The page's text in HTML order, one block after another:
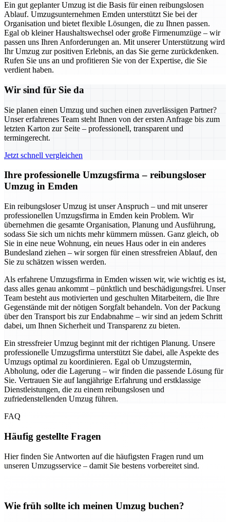
Ein gut geplanter Umzug ist die Basis für einen reibungslosen
Ablauf. Umzugsunternehmen Emden unterstützt Sie bei der
Organisation und bietet flexible Lösungen, die zu Ihnen passen.
Egal ob kleiner Haushaltswechsel oder große Firmenumzüge – wir
passen uns Ihren Anforderungen an. Mit unserer Unterstützung wird
Ihr Umzug zur positiven Erlebnis, an das Sie gerne zurückdenken.
Rufen Sie uns an und profitieren Sie von der Expertise, die Sie
verdient haben.
Wir sind für Sie da
Sie planen einen Umzug und suchen einen zuverlässigen Partner?
Unser erfahrenes Team steht Ihnen von der ersten Anfrage bis zum
letzten Karton zur Seite – professionell, transparent und
termingerecht.
Jetzt schnell vergleichen
Ihre professionelle Umzugsfirma – reibungsloser
Umzug in Emden
Ein reibungsloser Umzug ist unser Anspruch – und mit unserer
professionellen Umzugsfirma in Emden kein Problem. Wir
übernehmen die gesamte Organisation, Planung und Ausführung,
sodass Sie sich um nichts mehr kümmern müssen. Ganz gleich, ob
Sie in eine neue Wohnung, ein neues Haus oder in ein anderes
Bundesland ziehen – wir sorgen für einen stressfreien Ablauf, den
Sie zu schätzen wissen werden.
Als erfahrene Umzugsfirma in Emden wissen wir, wie wichtig es ist,
dass alles genau ankommt – pünktlich und beschädigungsfrei. Unser
Team besteht aus motivierten und geschulten Mitarbeitern, die Ihre
Gegenstände mit der nötigen Sorgfalt behandeln. Von der Packung
über den Transport bis zur Endabnahme – wir sind an jedem Schritt
dabei, um Ihnen Sicherheit und Transparenz zu bieten.
Ein stressfreier Umzug beginnt mit der richtigen Planung. Unsere
professionelle Umzugsfirma unterstützt Sie dabei, alle Aspekte des
Umzugs optimal zu koordinieren. Egal ob Umzugstermin,
Abholung, oder die Lagerung – wir finden die passende Lösung für
Sie. Vertrauen Sie auf langjährige Erfahrung und erstklassige
Dienstleistungen, die zu einem reibungslosen und
zufriedenstellenden Umzug führen.
FAQ
Häufig gestellte Fragen
Hier finden Sie Antworten auf die häufigsten Fragen rund um
unseren Umzugsservice – damit Sie bestens vorbereitet sind.
Wie früh sollte ich meinen Umzug buchen?